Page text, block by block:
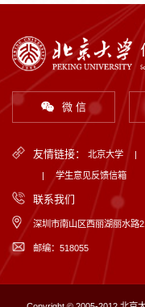
微 信
友情链接： 北京大学 |
| 学生意见反馈信箱
联系我们
深圳市南山区西丽湖丽水路
邮编：518055